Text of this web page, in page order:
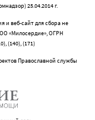
25.04.2014 г.
и веб-сайт для сбора не
«Милосердие», ОГРН
(140), (171)
Православной службы